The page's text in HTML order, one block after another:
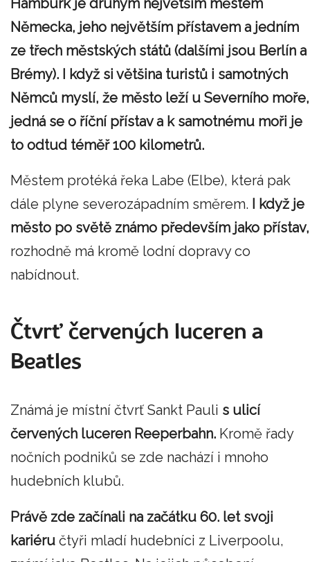
Hamburk je druhým největším městem
Německa, jeho největším přístavem a jedním
ze třech městských států (dalšími jsou Berlín a
Brémy). I když si většina turistů i samotných
Němců myslí, že město leží u Severního moře,
jedná se o říční přístav a k samotnému moři je
to odtud téměř 100 kilometrů.
Městem protéká řeka Labe (Elbe), která pak
dále plyne severozápadním směrem. I když je
město po světě známo především jako přístav,
rozhodně má kromě lodní dopravy co
nabídnout.
Čtvrť červených luceren a
Beatles
Známá je místní čtvrť Sankt Pauli s ulicí
červených luceren Reeperbahn. Kromě řady
nočních podniků se zde nachází i mnoho
hudebních klubů.
Právě zde začínali na začátku 60. let svoji
kariéru čtyři mladí hudebníci z Liverpoolu,